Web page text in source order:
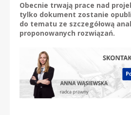
Obecnie trwają prace nad
tylko dokument zostanie
do tematu ze szczegółową
proponowanych rozwiązań.